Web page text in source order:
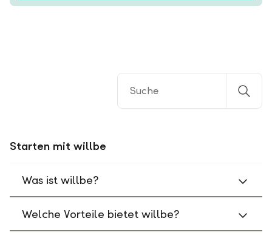
Starten mit willbe
Was ist willbe?
Welche Vorteile bietet willbe?